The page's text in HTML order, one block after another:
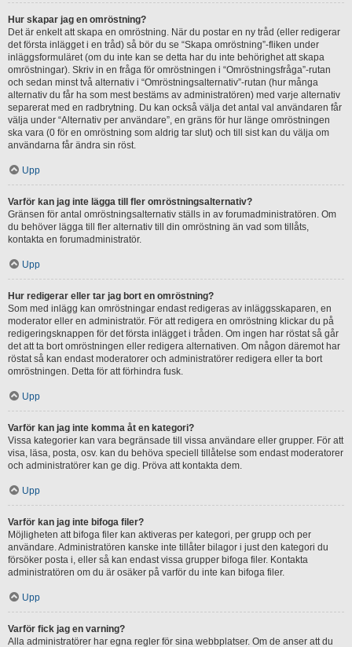
Hur skapar jag en omröstning?
Det är enkelt att skapa en omröstning. När du postar en ny tråd (eller redigerar
det första inlägget i en tråd) så bör du se “Skapa omröstning”-fliken under
inläggsformuläret (om du inte kan se detta har du inte behörighet att skapa
omröstningar). Skriv in en fråga för omröstningen i “Omröstningsfråga”-rutan
och sedan minst två alternativ i “Omröstningsalternativ”-rutan (hur många
alternativ du får ha som mest bestäms av administratören) med varje alternativ
separerat med en radbrytning. Du kan också välja det antal val användaren får
välja under “Alternativ per användare”, en gräns för hur länge omröstningen
ska vara (0 för en omröstning som aldrig tar slut) och till sist kan du välja om
användarna får ändra sin röst.
Upp
Varför kan jag inte lägga till fler omröstningsalternativ?
Gränsen för antal omröstningsalternativ ställs in av forumadministratören. Om
du behöver lägga till fler alternativ till din omröstning än vad som tillåts,
kontakta en forumadministratör.
Upp
Hur redigerar eller tar jag bort en omröstning?
Som med inlägg kan omröstningar endast redigeras av inläggsskaparen, en
moderator eller en administratör. För att redigera en omröstning klickar du på
redigeringsknappen för det första inlägget i tråden. Om ingen har röstat så går
det att ta bort omröstningen eller redigera alternativen. Om någon däremot har
röstat så kan endast moderatorer och administratörer redigera eller ta bort
omröstningen. Detta för att förhindra fusk.
Upp
Varför kan jag inte komma åt en kategori?
Vissa kategorier kan vara begränsade till vissa användare eller grupper. För att
visa, läsa, posta, osv. kan du behöva speciell tillåtelse som endast moderatorer
och administratörer kan ge dig. Pröva att kontakta dem.
Upp
Varför kan jag inte bifoga filer?
Möjligheten att bifoga filer kan aktiveras per kategori, per grupp och per
användare. Administratören kanske inte tillåter bilagor i just den kategori du
försöker posta i, eller så kan endast vissa grupper bifoga filer. Kontakta
administratören om du är osäker på varför du inte kan bifoga filer.
Upp
Varför fick jag en varning?
Alla administratörer har egna regler för sina webbplatser. Om de anser att du